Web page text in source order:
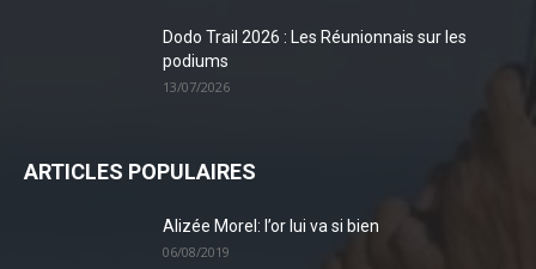
Dodo Trail 2026 : Les Réunionnais sur les
podiums
13/07/2026
ARTICLES POPULAIRES
Alizée Morel: l’or lui va si bien
06/08/2019